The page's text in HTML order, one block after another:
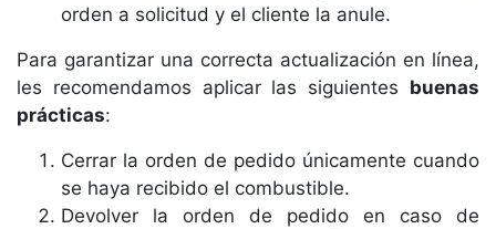
orden a solicitud y el cliente la anule.
Para garantizar una correcta actualización en línea,
les recomendamos aplicar las siguientes buenas
prácticas:
Cerrar la orden de pedido únicamente cuando
se haya recibido el combustible.
Devolver la orden de pedido en caso de